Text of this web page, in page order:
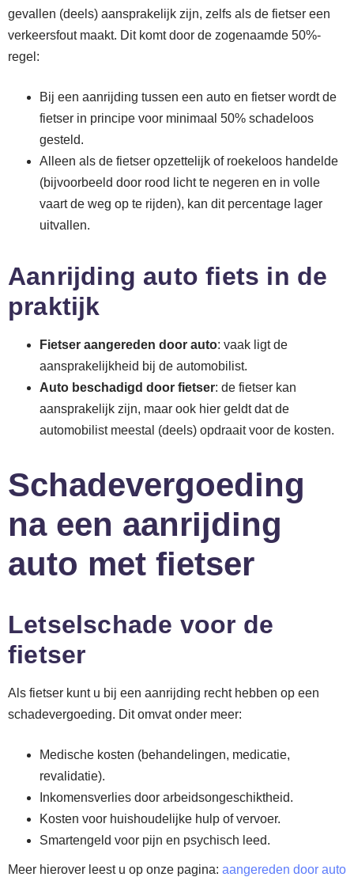
gevallen (deels) aansprakelijk zijn, zelfs als de fietser een
verkeersfout maakt. Dit komt door de zogenaamde 50%-
regel:
Bij een aanrijding tussen een auto en fietser wordt de
fietser in principe voor minimaal 50% schadeloos
gesteld.
Alleen als de fietser opzettelijk of roekeloos handelde
(bijvoorbeeld door rood licht te negeren en in volle
vaart de weg op te rijden), kan dit percentage lager
uitvallen.
Aanrijding auto fiets in de
praktijk
Fietser aangereden door auto: vaak ligt de
aansprakelijkheid bij de automobilist.
Auto beschadigd door fietser: de fietser kan
aansprakelijk zijn, maar ook hier geldt dat de
automobilist meestal (deels) opdraait voor de kosten.
Schadevergoeding
na een aanrijding
auto met fietser
Letselschade voor de
fietser
Als fietser kunt u bij een aanrijding recht hebben op een
schadevergoeding. Dit omvat onder meer:
Medische kosten (behandelingen, medicatie,
revalidatie).
Inkomensverlies door arbeidsongeschiktheid.
Kosten voor huishoudelijke hulp of vervoer.
Smartengeld voor pijn en psychisch leed.
Meer hierover leest u op onze pagina: aangereden door auto